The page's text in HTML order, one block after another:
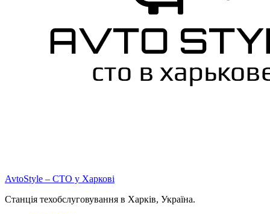
AvtoStyle – СТО у Харкові
Станція техобслуговування в Харків, Україна.